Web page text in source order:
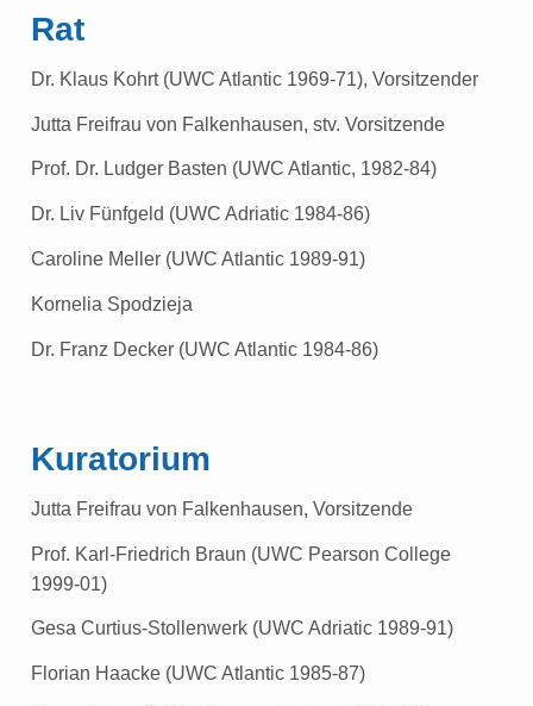
Rat
Dr. Klaus Kohrt (UWC Atlantic 1969-71), Vorsitzender
Jutta Freifrau von Falkenhausen, stv. Vorsitzende
Prof. Dr. Ludger Basten (UWC Atlantic, 1982-84)
Dr. Liv Fünfgeld (UWC Adriatic 1984-86)
Caroline Meller (UWC Atlantic 1989-91)
Kornelia Spodzieja
Dr. Franz Decker (UWC Atlantic 1984-86)
Kuratorium
Jutta Freifrau von Falkenhausen, Vorsitzende
Prof. Karl-Friedrich Braun (UWC Pearson College
1999-01)
Gesa Curtius-Stollenwerk (UWC Adriatic 1989-91)
Florian Haacke (UWC Atlantic 1985-87)